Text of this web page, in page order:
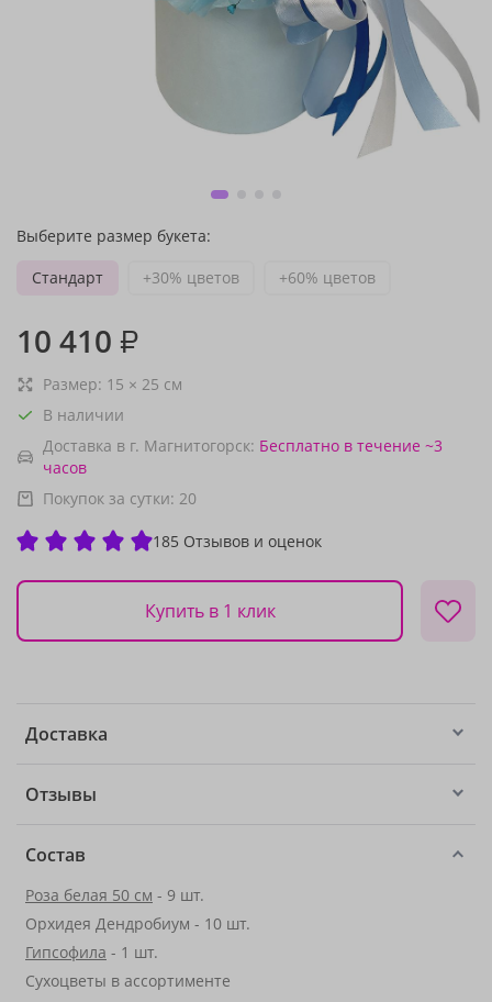
Выберите размер букета:
Стандарт
+30% цветов +60% цветов
10 410 ₽
Размер: 15 × 25 см
В наличии
Доставка в г. Магнитогорск: Бесплатно в течение ~3
часов
Покупок за сутки: 20
185 Отзывов и оценок
Купить в 1 клик
Доставка
Отзывы
Состав
Роза белая 50 см - 9 шт.
Орхидея Дендробиум - 10 шт.
Гипсофила - 1 шт.
Сухоцветы в ассортименте